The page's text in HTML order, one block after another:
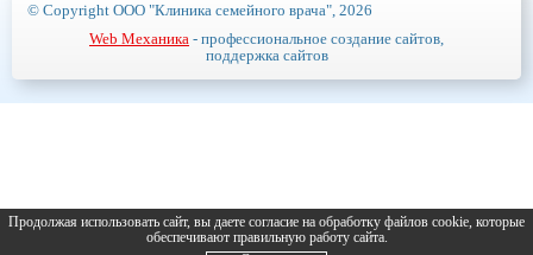
© Copyright ООО "Клиника семейного врача", 2026
Web Механика - профессиональное создание сайтов,
поддержка сайтов
Продолжая использовать сайт, вы даете согласие на обработку файлов cookie, которые
обеспечивают правильную работу сайта.